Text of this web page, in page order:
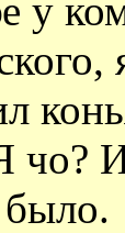
у
чо?